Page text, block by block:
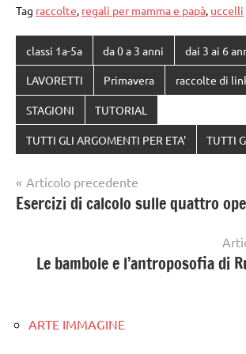
Tag raccolte, regali per mamma e papà, uccelli
classi 1a-5a da 0 a 3 anni dai 3 ai 6
LAVORETTI Primavera raccolte di
STAGIONI TUTORIAL
TUTTI GLI ARGOMENTI PER ETA' TUTTI
Navigazione
articoli
Articolo precedente
Esercizi di calcolo sulle quattro
Le bambole e l’antroposofia di
ARTE IMMAGINE